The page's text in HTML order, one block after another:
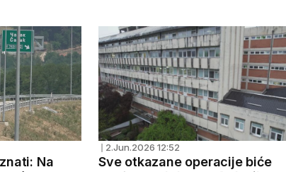
Na
❘ 2.Jun.2026 12:52
Sve otkazane operacije biće